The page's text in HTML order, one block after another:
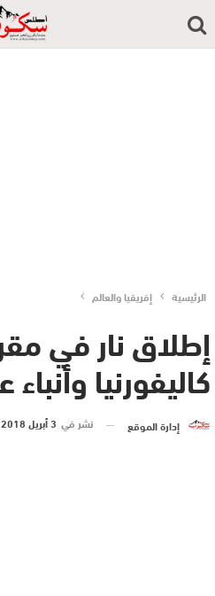
الرئيسية إفريقيا والعالم
إطلاق نار في
كاليفورنيا
إدارة الموقع نشر في 3 أبريل 2018 الساعة 10 و 33 دقيقة